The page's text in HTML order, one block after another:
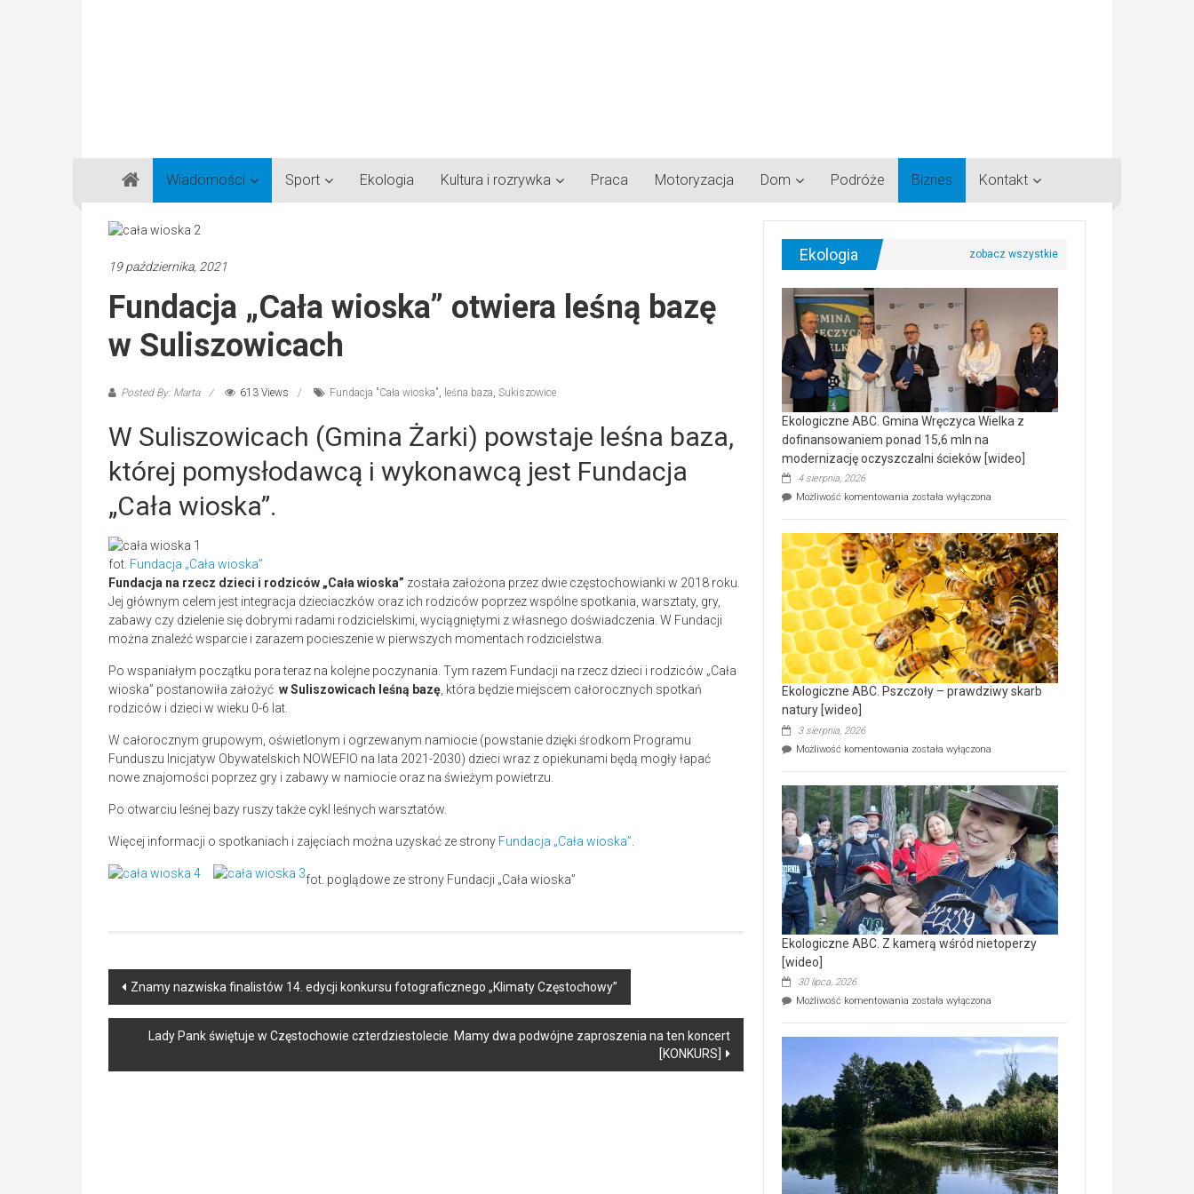
Gazeta
Regionalna
Częstochowa,
Lubliniec,
Wiadomości Sport Ekologia Kultura i rozrywka Praca Motoryzacja Dom Podróże Biznes Kontakt
19 października, 2021
Fundacja „Cała wioska” otwiera leśną bazę
w Suliszowicach
Posted By: Marta 613 Views Fundacja "Cała wioska", leśna baza, Sukiszowice
W Suliszowicach (Gmina Żarki) powstaje leśna baza,
której pomysłodawcą i wykonawcą jest Fundacja
„Cała wioska”.
fot. Fundacja „Cała wioska”
Fundacja na rzecz dzieci i rodziców „Cała wioska” została założona przez dwie częstochowianki w 2018 roku.
Jej głównym celem jest integracja dzieciaczków oraz ich rodziców poprzez wspólne spotkania, warsztaty, gry,
zabawy czy dzielenie się dobrymi radami rodzicielskimi, wyciągniętymi z własnego doświadczenia. W Fundacji
można znaleźć wsparcie i zarazem pocieszenie w pierwszych momentach rodzicielstwa.
Po wspaniałym początku pora teraz na kolejne poczynania. Tym razem Fundacji na rzecz dzieci i rodziców „Cała
wioska” postanowiła założyć w Suliszowicach leśną bazę, która będzie miejscem całorocznych spotkań
rodziców i dzieci w wieku 0-6 lat.
W całorocznym grupowym, oświetlonym i ogrzewanym namiocie (powstanie dzięki środkom Programu
Funduszu Inicjatyw Obywatelskich NOWEFIO na lata 2021-2030) dzieci wraz z opiekunami będą mogły łapać
nowe znajomości poprzez gry i zabawy w namiocie oraz na świeżym powietrzu.
Po otwarciu leśnej bazy ruszy także cykl leśnych warsztatów.
Więcej informacji o spotkaniach i zajęciach można uzyskać ze strony Fundacja „Cała wioska”.
fot. poglądowe ze strony Fundacji „Cała wioska”
Post
navigation
Znamy nazwiska finalistów 14. edycji konkursu fotograficznego „Klimaty Częstochowy”
Lady Pank świętuje w Częstochowie czterdziestolecie. Mamy dwa podwójne zaproszenia na ten koncert
[KONKURS]
Ekologia
Ekologiczne ABC. Gmina Wręczyca Wielka z
dofinansowaniem ponad 15,6 mln na
modernizację oczyszczalni ścieków [wideo]
4 sierpnia, 2026
Możliwość komentowania Ekologiczne
Wręczyca
Wielka
z
dofinansowaniem
ponad
15,6
mln
na
modernizację
oczyszczalni
ścieków
[wideo]
została wyłączona
Ekologiczne ABC. Pszczoły – prawdziwy skarb
natury [wideo]
3 sierpnia, 2026
Możliwość komentowania Ekologiczne
–
prawdziwy
skarb
natury
[wideo]
została wyłączona
Ekologiczne ABC. Z kamerą wśród nietoperzy
[wideo]
30 lipca, 2026
Możliwość komentowania Ekologiczne
wśród
nietoperzy
[wideo]
została wyłączona